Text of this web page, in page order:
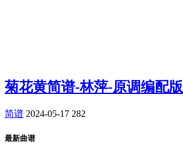
菊花黄简谱-林萍-原调编配版
简谱 2024-05-17 282
最新曲谱